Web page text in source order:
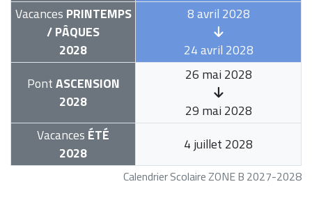
Calendrier Scolaire ZONE B 2027-2028
Vacances PRINTEMPS
/ PÂQUES
2028
8 avril 2028
24 avril 2028
PontASCENSION
2028
26 mai 2028
29 mai 2028
Vacances ÉTÉ
2028
4 juillet 2028